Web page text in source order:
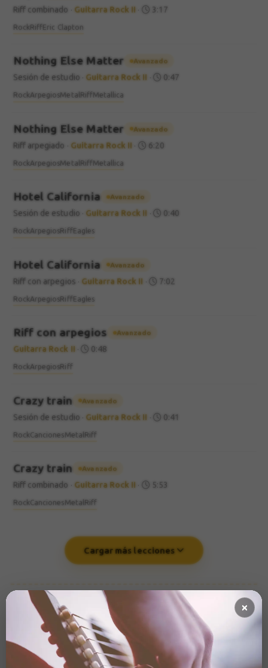
Riff combinado Guitarra Rock II 3:17
RockRiffEric Clapton
Nothing Else Matter Avanzado
Sesión de estudio Guitarra Rock II 0:47
RockArpegiosMetal RiffMetallica
Nothing Else Matter Avanzado
Riff arpegiado Guitarra Rock II 6:20
RockArpegiosMetal RiffMetallica
Hotel California Avanzado
Sesión de estudio Guitarra Rock II 0:40
RockArpegiosRiffEagles
Hotel California Avanzado
Riff con arpegios Guitarra Rock II 7:02
RockArpegiosRiffEagles
Riff con arpegios Avanzado
Guitarra Rock II 0:48
RockArpegiosRiff
Crazy train Avanzado
Sesión de estudio Guitarra Rock II 0:41
RockCancionesMetal Riff
Crazy train Avanzado
Riff combinado Guitarra Rock II 5:53
RockCancionesMetal Riff
Cargar más lecciones
También te puede
interesar
Sugerencias basadas en el contenido de
¿Qué es un riff? Avanzado IA